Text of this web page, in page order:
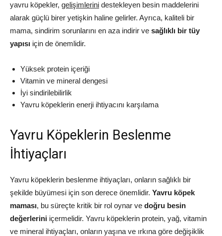
yavru köpekler, gelişimlerini destekleyen besin maddelerini
alarak güçlü birer yetişkin haline gelirler. Ayrıca, kaliteli bir
mama, sindirim sorunlarını en aza indirir ve sağlıklı bir tüy
yapısı için de önemlidir.
Yüksek protein içeriği
Vitamin ve mineral dengesi
İyi sindirilebilirlik
Yavru köpeklerin enerji ihtiyacını karşılama
Yavru Köpeklerin Beslenme
İhtiyaçları
Yavru köpeklerin beslenme ihtiyaçları, onların sağlıklı bir
şekilde büyümesi için son derece önemlidir. Yavru köpek
maması, bu süreçte kritik bir rol oynar ve doğru besin
değerlerini içermelidir. Yavru köpeklerin protein, yağ, vitamin
ve mineral ihtiyaçları, onların yaşına ve ırkına göre değişiklik